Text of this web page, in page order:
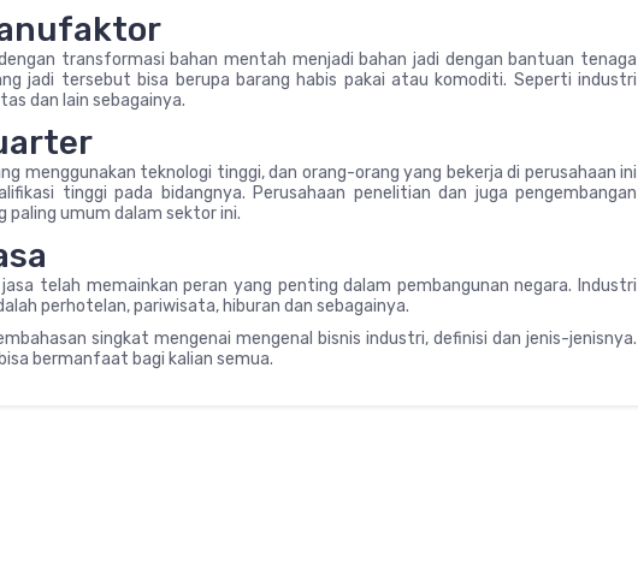
transformasi bahan mentah menjadi bahan jadi dengan bantuan tenaga
jadi tersebut bisa berupa barang habis pakai atau komoditi. Seperti industri
dan lain sebagainya.
menggunakan teknologi tinggi, dan orang-orang yang bekerja di perusahaan ini
tinggi pada bidangnya. Perusahaan penelitian dan juga pengembangan
paling umum dalam sektor ini.
jasa telah memainkan peran yang penting dalam pembangunan negara. Industri
perhotelan, pariwisata, hiburan dan sebagainya.
singkat mengenai mengenal bisnis industri, definisi dan jenis-jenisnya.
bermanfaat bagi kalian semua.